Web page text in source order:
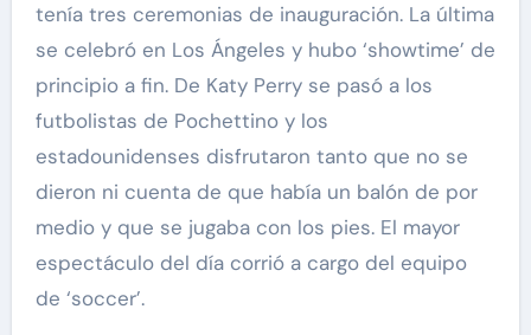
tenía tres ceremonias de inauguración. La última
se celebró en Los Ángeles y hubo ‘showtime’ de
principio a fin. De Katy Perry se pasó a los
futbolistas de Pochettino y los
estadounidenses disfrutaron tanto que no se
dieron ni cuenta de que había un balón de por
medio y que se jugaba con los pies. El mayor
espectáculo del día corrió a cargo del equipo
de ‘soccer’.